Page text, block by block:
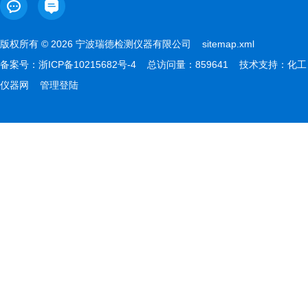
版权所有 © 2026 宁波瑞德检测仪器有限公司 sitemap.xml
备案号： 浙ICP备10215682号-4 总访问量：859641 技术支持： 化工
仪器网
管理登陆